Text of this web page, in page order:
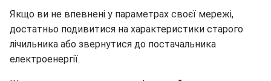
Якщо ви не впевнені у параметрах своєї мережі,
достатньо подивитися на характеристики старого
лічильника або звернутися до постачальника
електроенергії.